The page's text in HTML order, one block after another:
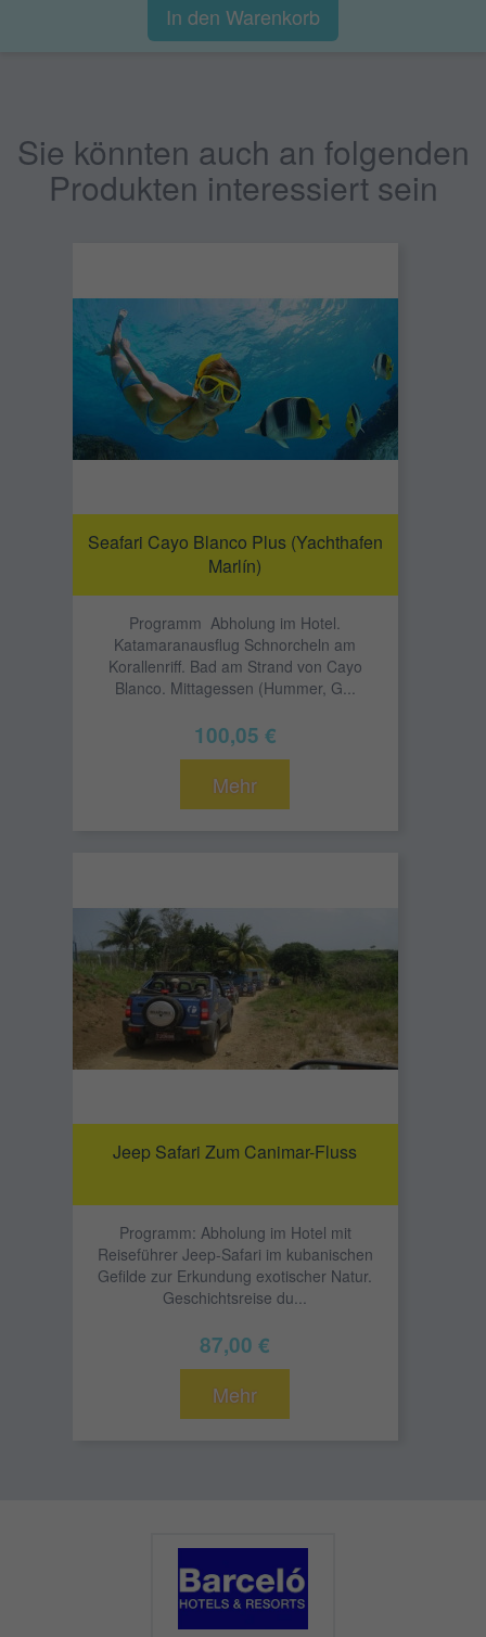
In den Warenkorb
Sie könnten auch an folgenden
Produkten interessiert sein
Seafari Cayo Blanco Plus (Yachthafen
Marlín)
Programm Abholung im Hotel.
Katamaranausflug Schnorcheln am
Korallenriff. Bad am Strand von Cayo
Blanco. Mittagessen (Hummer, G...
100,05 €
Mehr
Jeep Safari Zum Canimar-Fluss
Programm: Abholung im Hotel mit
Reiseführer Jeep-Safari im kubanischen
Gefilde zur Erkundung exotischer Natur.
Geschichtsreise du...
87,00 €
Mehr